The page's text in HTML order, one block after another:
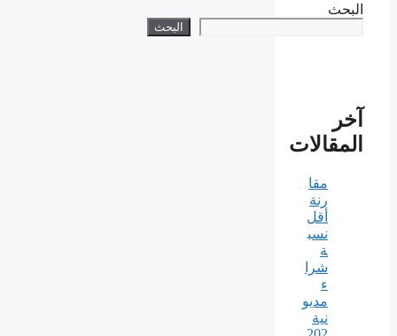
البحث
البحث
آخر
المقالات
مقا
رنة
أقل
نسب
ة
شرا
ء
مديو
نية